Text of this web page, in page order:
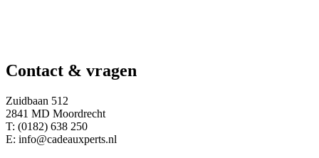
Contact & vragen
Zuidbaan 512
2841 MD Moordrecht
T: (0182) 638 250
E: info@cadeauxperts.nl